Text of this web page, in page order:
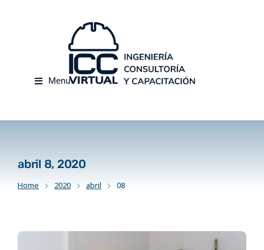
Menu
abril 8, 2020
You are here:
Home 2020 abril 08